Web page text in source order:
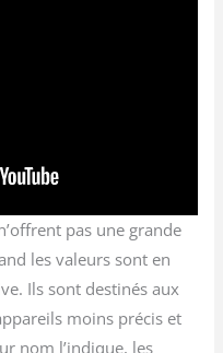
pas une grande
les valeurs sont en
Ils sont destinés aux
moins précis et
nom l’indique, les